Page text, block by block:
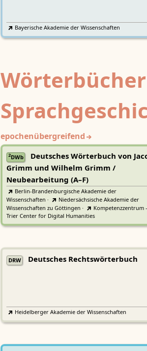
Bayerische Akademie der Wissenschaften
epochenübergreifend
2DWb
Deutsches Wörterbuch von
Grimm und Wilhelm Grimm /
Neubearbeitung (A–F)
Berlin-Brandenburgische Akademie der
Wissenschaften ·
Niedersächsische Akademie der
Wissenschaften zu Göttingen ·
Kompetenzzentrum -
Trier Center for Digital Humanities
DRW Deutsches Rechtswörterbuch
Heidelberger Akademie der Wissenschaften